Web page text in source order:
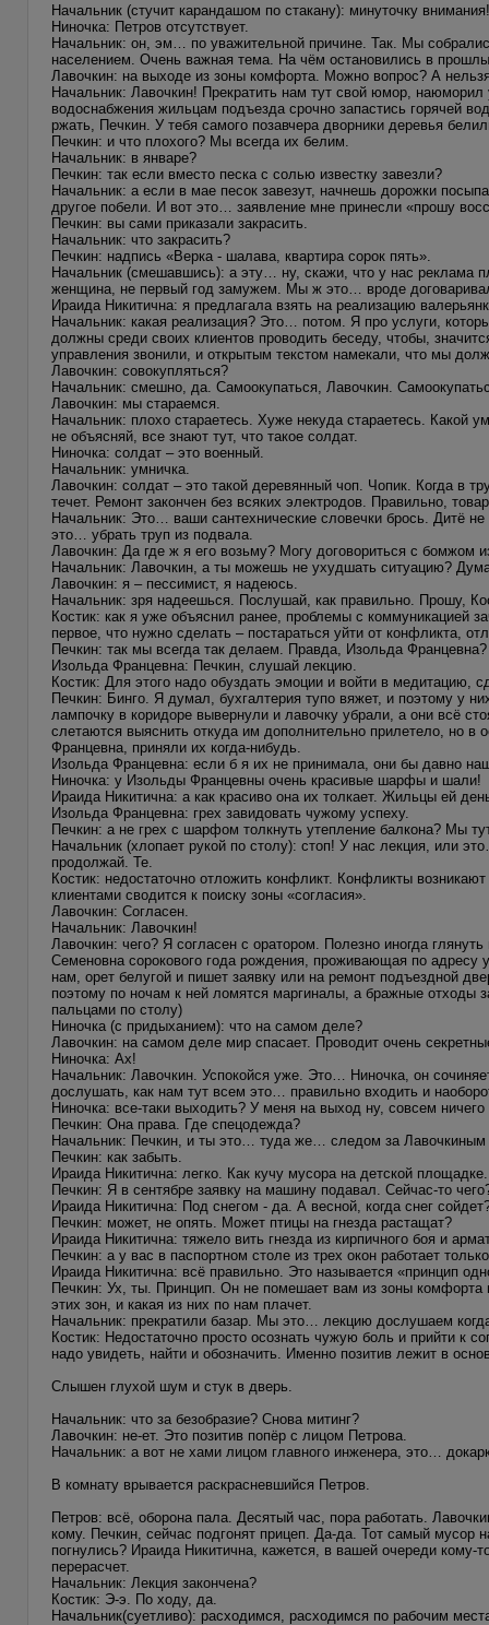
Начальник (стучит карандашом по стакану): минуточку
Ниночка: Петров отсутствует.
Начальник: он, эм… по уважительной причине. Так. Мы
населением. Очень важная тема. На чём остановились в
Лавочкин: на выходе из зоны комфорта. Можно вопрос? А
Начальник: Лавочкин! Прекратить нам тут свой юмор,
водоснабжения жильцам подъезда срочно запастись горячей
ржать, Печкин. У тебя самого позавчера дворники деревья
Печкин: и что плохого? Мы всегда их белим.
Начальник: в январе?
Печкин: так если вместо песка с солью известку завезли?
Начальник: а если в мае песок завезут, начнешь дорожки
другое побели. И вот это… заявление мне принесли «прошу
Печкин: вы сами приказали закрасить.
Начальник: что закрасить?
Печкин: надпись «Верка - шалава, квартира сорок пять».
Начальник (смешавшись): а эту… ну, скажи, что у нас реклама
женщина, не первый год замужем. Мы ж это… вроде
Ираида Никитична: я предлагала взять на реализацию
Начальник: какая реализация? Это… потом. Я про услуги,
должны среди своих клиентов проводить беседу, чтобы,
управления звонили, и открытым текстом намекали, что мы
Лавочкин: совокупляться?
Начальник: смешно, да. Самоокупаться, Лавочкин.
Лавочкин: мы стараемся.
Начальник: плохо стараетесь. Хуже некуда стараетесь. Какой
не объясняй, все знают тут, что такое солдат.
Ниночка: солдат – это военный.
Начальник: умничка.
Лавочкин: солдат – это такой деревянный чоп. Чопик. Когда в
течет. Ремонт закончен без всяких электродов. Правильно,
Начальник: Это… ваши сантехнические словечки брось. Дитё
это… убрать труп из подвала.
Лавочкин: Да где ж я его возьму? Могу договориться с бомжом
Начальник: Лавочкин, а ты можешь не ухудшать ситуацию?
Лавочкин: я – пессимист, я надеюсь.
Начальник: зря надеешься. Послушай, как правильно. Прошу,
Костик: как я уже объяснил ранее, проблемы с коммуникацией
первое, что нужно сделать – постараться уйти от конфликта,
Печкин: так мы всегда так делаем. Правда, Изольда Францевна?
Изольда Францевна: Печкин, слушай лекцию.
Костик: Для этого надо обуздать эмоции и войти в медитацию,
Печкин: Бинго. Я думал, бухгалтерия тупо вяжет, и поэтому у
лампочку в коридоре вывернули и лавочку убрали, а они всё
слетаются выяснить откуда им дополнительно прилетело, но
Францевна, приняли их когда-нибудь.
Изольда Францевна: если б я их не принимала, они бы давно
Ниночка: у Изольды Францевны очень красивые шарфы и шали!
Ираида Никитична: а как красиво она их толкает. Жильцы ей
Изольда Францевна: грех завидовать чужому успеху.
Печкин: а не грех с шарфом толкнуть утепление балкона? Мы
Начальник (хлопает рукой по столу): стоп! У нас лекция, или
продолжай. Те.
Костик: недостаточно отложить конфликт. Конфликты
клиентами сводится к поиску зоны «согласия».
Лавочкин: Согласен.
Начальник: Лавочкин!
Лавочкин: чего? Я согласен с оратором. Полезно иногда
Семеновна сорокового года рождения, проживающая по адресу
нам, орет белугой и пишет заявку или на ремонт подъездной
поэтому по ночам к ней ломятся маргиналы, а бражные отходы
пальцами по столу)
Ниночка (с придыханием): что на самом деле?
Лавочкин: на самом деле мир спасает. Проводит очень
Ниночка: Ах!
Начальник: Лавочкин. Успокойся уже. Это… Ниночка, он
дослушать, как нам тут всем это… правильно входить и
Ниночка: все-таки выходить? У меня на выход ну, совсем ничего
Печкин: Она права. Где спецодежда?
Начальник: Печкин, и ты это… туда же… следом за Лавочкиным
Печкин: как забыть.
Ираида Никитична: легко. Как кучу мусора на детской площадке.
Печкин: Я в сентябре заявку на машину подавал. Сейчас-то
Ираида Никитична: Под снегом - да. А весной, когда снег
Печкин: может, не опять. Может птицы на гнезда растащат?
Ираида Никитична: тяжело вить гнезда из кирпичного боя и
Печкин: а у вас в паспортном столе из трех окон работает
Ираида Никитична: всё правильно. Это называется «принцип
Печкин: Ух, ты. Принцип. Он не помешает вам из зоны
этих зон, и какая из них по нам плачет.
Начальник: прекратили базар. Мы это… лекцию дослушаем
Костик: Недостаточно просто осознать чужую боль и прийти к
надо увидеть, найти и обозначить. Именно позитив лежит в
Слышен глухой шум и стук в дверь.
Начальник: что за безобразие? Снова митинг?
Лавочкин: не-ет. Это позитив попёр с лицом Петрова.
Начальник: а вот не хами лицом главного инженера, это…
В комнату врывается раскрасневшийся Петров.
Петров: всё, оборона пала. Десятый час, пора работать.
кому. Печкин, сейчас подгонят прицеп. Да-да. Тот самый
погнулись? Ираида Никитична, кажется, в вашей очереди
перерасчет.
Начальник: Лекция закончена?
Костик: Э-э. По ходу, да.
Начальник(суетливо): расходимся, расходимся по рабочим